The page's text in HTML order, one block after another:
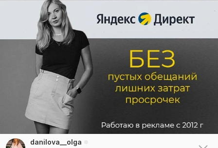
danilova__olga